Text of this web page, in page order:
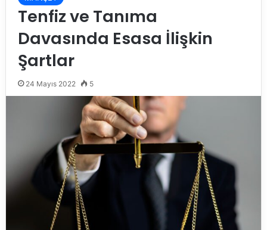
Tenfiz ve Tanıma
Davasında Esasa İlişkin
Şartlar
24 Mayıs 2022 5